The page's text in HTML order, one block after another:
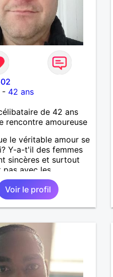
42 ans
de 42 ans
rencontre amoureuse
le véritable amour se
Y-a-t'il des femmes
sincères et surtout
pas avec les
des hommes? Etant
protecteur et
je veux continuer
et pouvoir enfin
Faux profil,
et autres joyeuseté
chemin, vous ne
pas du tout!
Voir le profil